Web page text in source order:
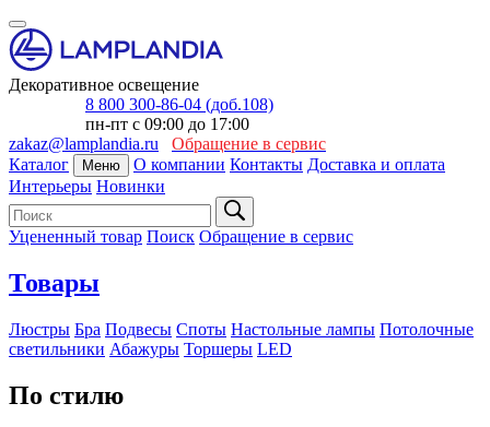
Декоративное освещение
8 800 300-86-04 (доб.108)
пн-пт с 09:00 до 17:00
zakaz@lamplandia.ru
Обращение в сервис
Каталог
Меню О компании Контакты Доставка и оплата
Интерьеры Новинки
Уцененный товар Поиск Обращение в сервис
Товары
Люстры Бра Подвесы Споты Настольные лампы Потолочные
светильники Абажуры Торшеры LED
По стилю